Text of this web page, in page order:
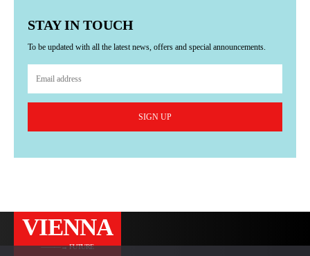
STAY IN TOUCH
To be updated with all the latest news, offers and special announcements.
SIGN UP
VIENNA
———→ FUTURE